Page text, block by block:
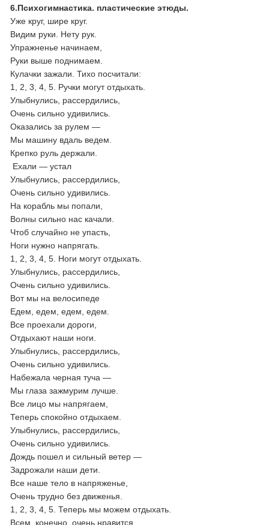
6.Психогимнастика. пластические этюды.
Уже круг, шире круг.
Видим руки. Нету рук.
Упражненье начинаем,
Руки выше поднимаем.
Кулачки зажали. Тихо посчитали:
1, 2, 3, 4, 5. Ручки могут отдыхать.
Улыбнулись, рассердились,
Очень сильно удивились.
Оказались за рулем —
Мы машину вдаль ведем.
Крепко руль держали.
Ехали — устал
Улыбнулись, рассердились,
Очень сильно удивились.
На корабль мы попали,
Волны сильно нас качали.
Чтоб случайно не упасть,
Ноги нужно напрягать.
1, 2, 3, 4, 5. Ноги могут отдыхать.
Улыбнулись, рассердились,
Очень сильно удивились.
Вот мы на велосипеде
Едем, едем, едем, едем.
Все проехали дороги,
Отдыхают наши ноги.
Улыбнулись, рассердились,
Очень сильно удивились.
Набежала черная туча —
Мы глаза зажмурим лучше.
Все лицо мы напрягаем,
Теперь спокойно отдыхаем.
Улыбнулись, рассердились,
Очень сильно удивились.
Дождь пошел и сильный ветер —
Задрожали наши дети.
Все наше тело в напряженье,
Очень трудно без движенья.
1, 2, 3, 4, 5. Теперь мы можем отдыхать.
Всем, конечно, очень нравится